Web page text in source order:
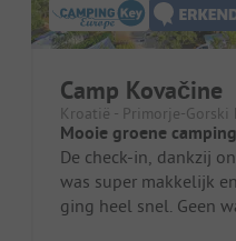
Camp Kovačine
Kroatië - Primorje-Gorski
Mooie groene
De check-in, dankzij
was super makkelijk
ging heel snel. Geen